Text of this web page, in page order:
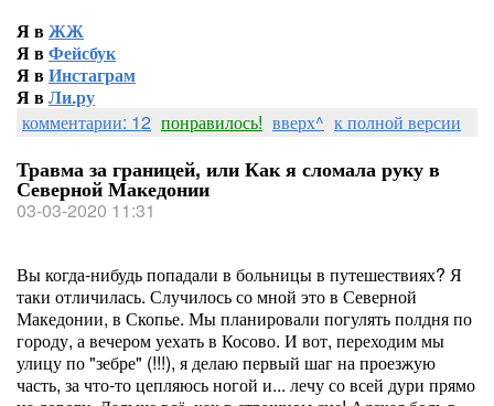
Я вЖЖ
Я вФейсбук
Я вИнстаграм
Я вЛи.ру
комментарии: 12 понравилось! вверх^ к полной версии
Травма за границей, или Как я сломала руку в
Северной Македонии
03-03-2020 11:31
Вы когда-нибудь попадали в больницы в путешествиях? Я
таки отличилась. Случилось со мной это в Северной
Македонии, в Скопье. Мы планировали погулять полдня по
городу, а вечером уехать в Косово. И вот, переходим мы
улицу по "зебре" (!!!), я делаю первый шаг на проезжую
часть, за что-то цепляюсь ногой и... лечу со всей дури прямо